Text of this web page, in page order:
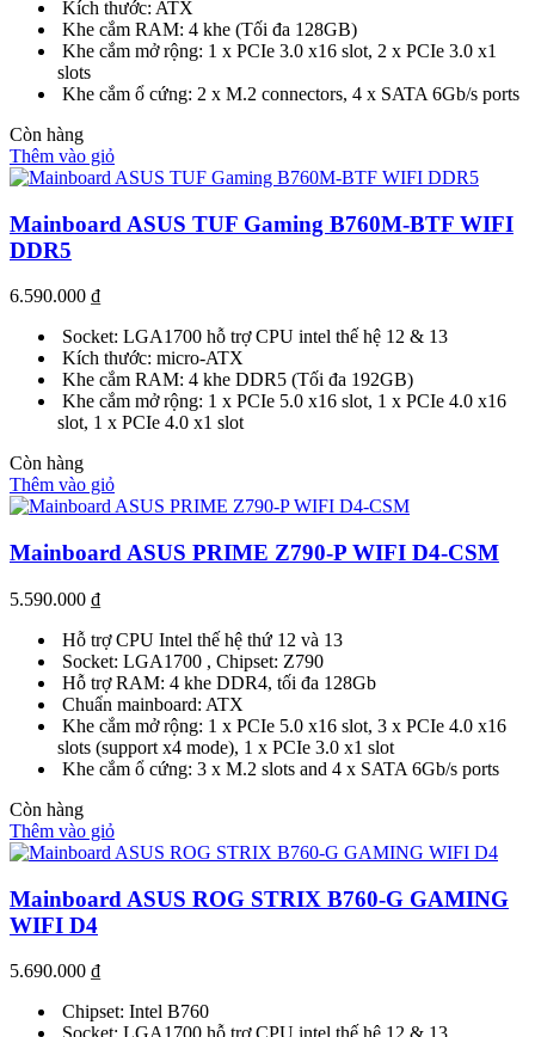
Kích thước: ATX
Khe cắm RAM: 4 khe (Tối đa 128GB)
Khe cắm mở rộng: 1 x PCIe 3.0 x16 slot, 2 x PCIe 3.0 x1
slots
Khe cắm ổ cứng: 2 x M.2 connectors, 4 x SATA 6Gb/s ports
Còn hàng
Thêm vào giỏ
Mainboard ASUS TUF Gaming B760M-BTF WIFI
DDR5
6.590.000 ₫
Socket: LGA1700 hỗ trợ CPU intel thế hệ 12 & 13
Kích thước: micro-ATX
Khe cắm RAM: 4 khe DDR5 (Tối đa 192GB)
Khe cắm mở rộng: 1 x PCIe 5.0 x16 slot, 1 x PCIe 4.0 x16
slot, 1 x PCIe 4.0 x1 slot
Còn hàng
Thêm vào giỏ
Mainboard ASUS PRIME Z790-P WIFI D4-CSM
5.590.000 ₫
Hỗ trợ CPU Intel thế hệ thứ 12 và 13
Socket: LGA1700 , Chipset: Z790
Hỗ trợ RAM: 4 khe DDR4, tối đa 128Gb
Chuẩn mainboard: ATX
Khe cắm mở rộng: 1 x PCIe 5.0 x16 slot, 3 x PCIe 4.0 x16
slots (support x4 mode), 1 x PCIe 3.0 x1 slot
Khe cắm ổ cứng: 3 x M.2 slots and 4 x SATA 6Gb/s ports
Còn hàng
Thêm vào giỏ
Mainboard ASUS ROG STRIX B760-G GAMING
WIFI D4
5.690.000 ₫
Chipset: Intel B760